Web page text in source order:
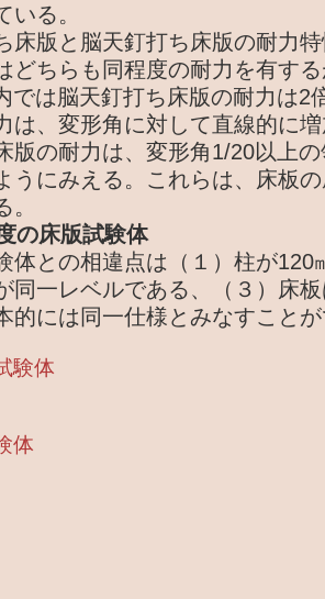
いる。
床版と脳天釘打ち床版の耐力
どちらも同程度の耐力を有す
では脳天釘打ち床版の耐力は2
は、変形角に対して直線的に
版の耐力は、変形角1/20以上
うにみえる。これらは、床板
。
の床版試験体
体との相違点は（１）柱が120
同一レベルである、（３）床
的には同一仕様とみなすこと
験体
体